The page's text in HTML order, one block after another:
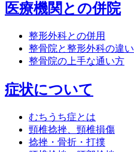
医療機関との併院
整形外科との併用
整骨院と整形外科の違い
整骨院の上手な通い方
症状について
むちうち症とは
頸椎捻挫、頸椎損傷
捻挫・骨折・打撲